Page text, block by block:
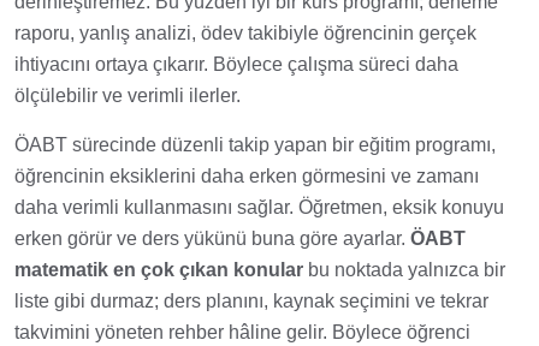
raporu, yanlış analizi, ödev takibiyle öğrencinin gerçek
ihtiyacını ortaya çıkarır. Böylece çalışma süreci daha
ölçülebilir ve verimli ilerler.
ÖABT sürecinde düzenli takip yapan bir eğitim programı,
öğrencinin eksiklerini daha erken görmesini ve zamanı
daha verimli kullanmasını sağlar. Öğretmen, eksik konuyu
erken görür ve ders yükünü buna göre ayarlar. ÖABT
matematik en çok çıkan konular bu noktada yalnızca bir
liste gibi durmaz; ders planını, kaynak seçimini ve tekrar
takvimini yöneten rehber hâline gelir. Böylece öğrenci